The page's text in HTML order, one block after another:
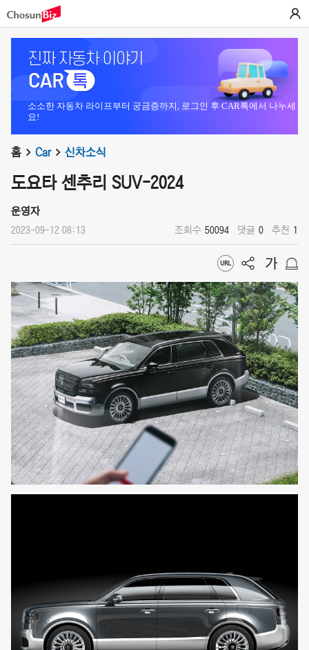
소소한 자동차 라이프부터 궁금증까지, 로그인 후 CAR톡에서 나누세
요!
홈 Car 신차소식
도요타 센추리 SUV-2024
운영자
2023-09-12 08:13 조회수 50094 댓글 0 추천 1